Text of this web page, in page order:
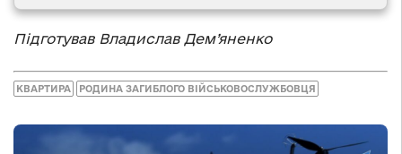
Підготував Владислав Дем’яненко
КВАРТИРА РОДИНА ЗАГИБЛОГО ВІЙСЬКОВОСЛУЖБОВЦЯ